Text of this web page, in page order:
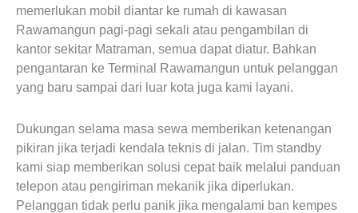
memerlukan mobil diantar ke rumah di kawasan
Rawamangun pagi-pagi sekali atau pengambilan di
kantor sekitar Matraman, semua dapat diatur. Bahkan
pengantaran ke Terminal Rawamangun untuk pelanggan
yang baru sampai dari luar kota juga kami layani.
Dukungan selama masa sewa memberikan ketenangan
pikiran jika terjadi kendala teknis di jalan. Tim standby
kami siap memberikan solusi cepat baik melalui panduan
telepon atau pengiriman mekanik jika diperlukan.
Pelanggan tidak perlu panik jika mengalami ban kempes